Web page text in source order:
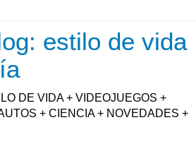
estilo de vida
DE VIDA + VIDEOJUEGOS +
+ CIENCIA + NOVEDADES +